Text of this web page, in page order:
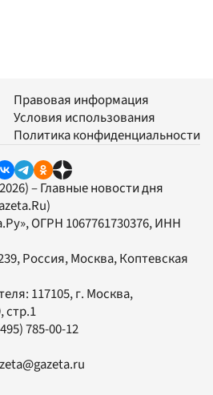
Правовая информация
Условия использования
Политика конфиденциальности
– Главные новости дня
, ОГРН 1067761730376, ИНН
Россия, Москва, Коптевская
117105, г. Москва,
стр.1
785-00-12